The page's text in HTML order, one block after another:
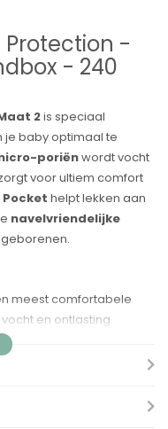
-
- 240
2is speciaal
je baby optimaal te
poriënwordt vocht
voor ultiem comfort
helpt lekken aan
navelvriendelijke
meest comfortabele
en ontlasting
– Gebruikt in
januari 2023 -